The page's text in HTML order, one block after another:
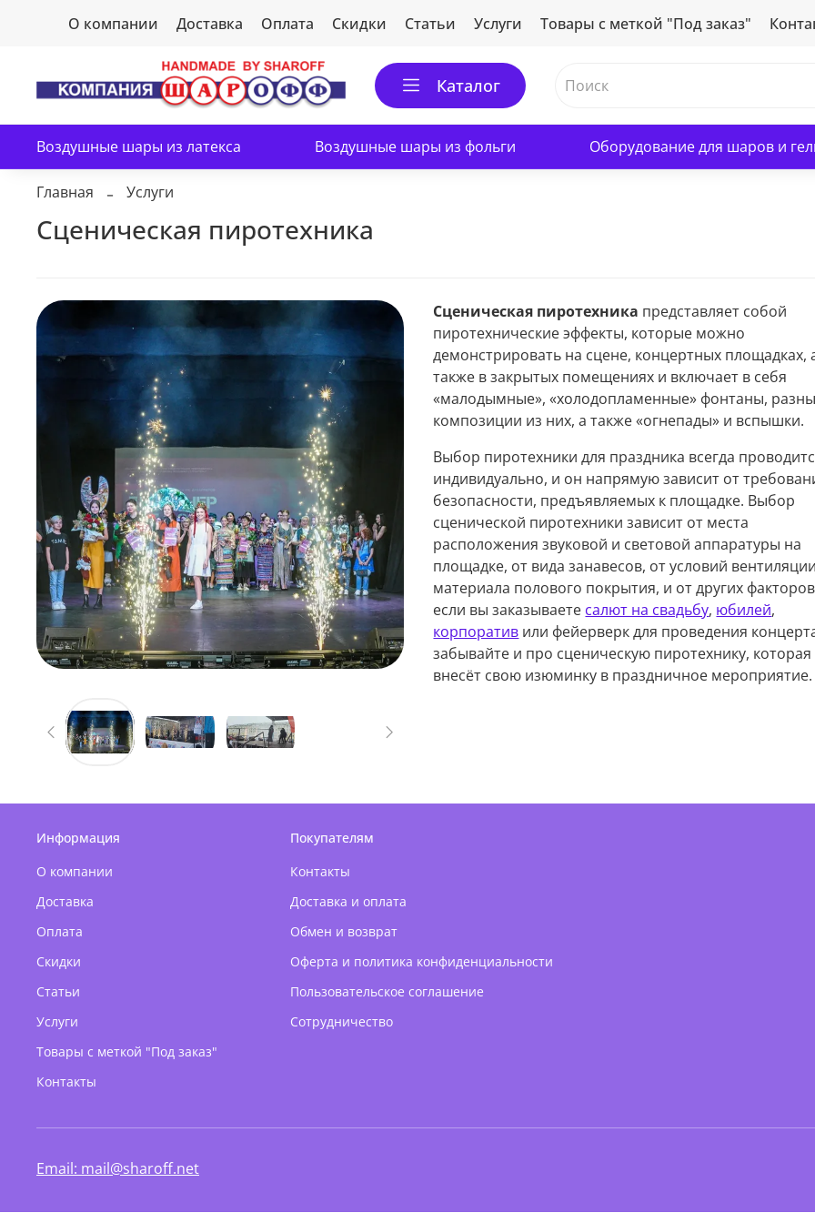
О компании Доставка Оплата Скидки Статьи Услуги Товары с меткой "Под заказ"
Каталог
Воздушные шары из латекса Воздушные шары из фольги Оборудование для шаров и
Главная Услуги
Сценическая пиротехника
Сценическая пиротехника представляет собой
пиротехнические эффекты, которые можно
демонстрировать на сцене, концертных площадках,
также в закрытых помещениях и включает в себя
«малодымные», «холодопламенные» фонтаны,
композиции из них, а также «огнепады» и вспышки.
Выбор пиротехники для праздника всегда
индивидуально, и он напрямую зависит от
безопасности, предъявляемых к площадке. Выбор
сценической пиротехники зависит от места
расположения звуковой и световой аппаратуры на
площадке, от вида занавесов, от условий
материала полового покрытия, и от других
если вы заказываете салют на свадьбу, юбилей,
корпоратив или фейерверк для проведения
забывайте и про сценическую пиротехнику, которая
внесёт свою изюминку в праздничное мероприятие.
Информация
О компании
Доставка
Оплата
Скидки
Статьи
Услуги
Товары с меткой "Под заказ"
Контакты
Покупателям
Контакты
Доставка и оплата
Обмен и возврат
Оферта и политика конфиденциальности
Пользовательское соглашение
Сотрудничество
Email: mail@sharoff.net